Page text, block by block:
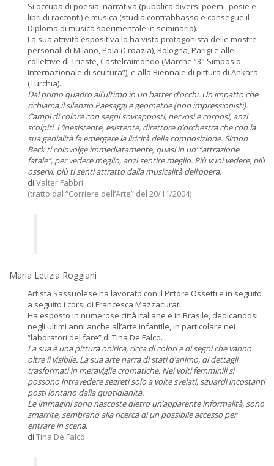
Si occupa di poesia, narrativa (pubblica diversi poemi, posie e
libri di racconti) e musica (studia contrabbasso e consegue il
Diploma di musica sperimentale in seminario).
La sua attività espositiva lo ha visto protagonista delle mostre
personali di Milano, Pola (Croazia), Bologna, Parigi e alle
collettive di Trieste, Castelraimondo (Marche “3° Simposio
Internazionale di scultura”), e alla Biennale di pittura di Ankara
(Turchia).
Dal primo quadro all’ultimo in un batter d’occhi. Un impatto che
richiama il silenzio.Paesaggi e geometrie (non impressionisti).
Campi di colore con segni sovrapposti, nervosi e corposi, anzi
scolpiti. L’inesistente, esistente, direttore d’orchestra che con la
sua genialità fa emergere la liricità della composizione. Simon
Beck ti coinvolge immediatamente, quasi in un’ “attrazione
fatale”, per vedere meglio, anzi sentire meglio. Più vuoi vedere, più
osservi, più ti senti attratto dalla musicalità dell’opera.
di Valter Fabbri
(tratto dal “Corriere dell’Arte” del 20/11/2004)
Maria Letizia Roggiani
Artista Sassuolese ha lavorato con il Pittore Ossetti e in seguito
a seguito i corsi di Francesca Mazzacurati.
Ha esposto in numerose città italiane e in Brasile, dedicandosi
negli ultimi anni anche all’arte infantile, in particolare nei
“laboratori del fare” di Tina De Falco.
La sua è una pittura onirica, ricca di colori e di segni che vanno
oltre il visibile. La sua arte narra di stati d’animo, di dettagli
trasformati in meraviglie cromatiche. Nei volti femminili si
possono intravedere segreti solo a volte svelati, sguardi incostanti
posti lontano dalla quotidianità.
Le immagini sono nascoste dietro un’apparente informalità, sono
smarrite, sembrano alla ricerca di un possibile accesso per
entrare in scena.
di Tina De Falco